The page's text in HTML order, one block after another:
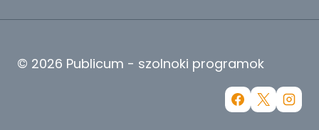
© 2026 Publicum - szolnoki programok